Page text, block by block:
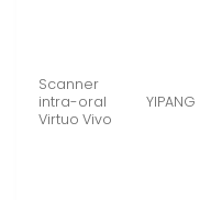
Scanner
intra-oral
Virtuo Vivo
YIPANG